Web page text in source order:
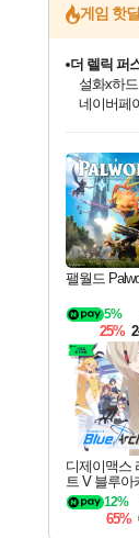
게임 핫
최대 90%
네이버혜
50%할인
네이버 포
이니&베
네이버 혜
할인&네
더 렐릭 퍼
설화x하
네이버페
40주년
할인가에
일부 에디
혜택으로
편안하게
팰월드
5%
25%
디제이맥스
트 V 블루아
팩 DJMAX
CT V Blue
ack DLC
12%
65%